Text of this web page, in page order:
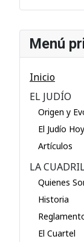
Menú
Inicio
EL JUDÍO
Origen y
El Judío Hoy
Artículos
LA
Quienes
Historia
El Cuartel